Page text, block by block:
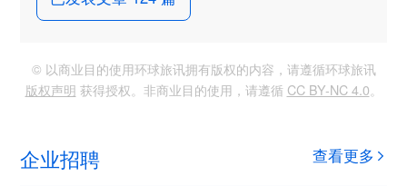
© 以商业目的使用环球旅讯拥有版权的内容，请遵循环球旅讯
版权声明 获得授权。非商业目的使用，请遵循 CC BY-NC 4.0。
企业招聘 查看更多